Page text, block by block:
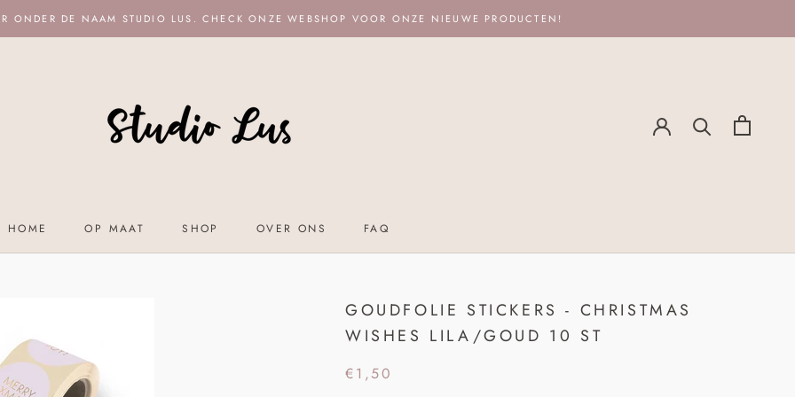
ONDER DE NAAM STUDIO LUS. CHECK ONZE WEBSHOP VOOR ONZE NIEUWE PRODUCTEN!
HOME
OP MAAT
SHOP
OVER ONS
FAQ
GOUDFOLIE STICKERS - CHRISTMAS
WISHES LILA/GOUD 10 ST
€1,50